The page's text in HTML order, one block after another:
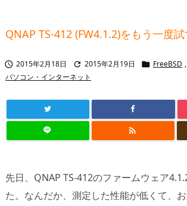
QNAP TS-412 (FW4.1.2)をもう一度試
 2015年2月18日  2015年2月19日  FreeBSD ,
パソコン・インターネット

先日、QNAP TS-412のファームウェア
た。なんだか、測定した性能が低くて、